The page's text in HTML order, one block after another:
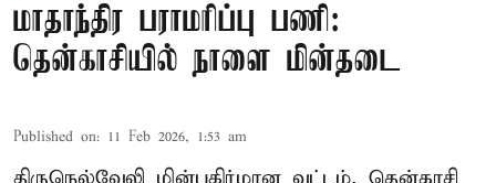
மாதாந்திர பராமரிப்பு பணி:
தென்காசியில் நாளை மின்தடை
Published on: 11 Feb 2026, 1:53 am
திருநெல்வேலி மின்பகிர்மான வட்டம், தென்காசி